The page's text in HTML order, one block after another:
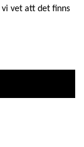
vet att det finns